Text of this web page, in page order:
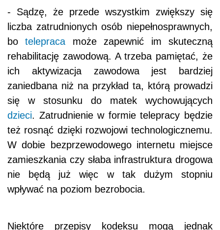
- Sądzę, że przede wszystkim zwiększy się
liczba zatrudnionych osób niepełnosprawnych,
botelepraca może zapewnić im skuteczną
rehabilitację zawodową. A trzeba pamiętać, że
ich aktywizacja zawodowa jest bardziej
zaniedbana niż na przykład ta, którą prowadzi
się w stosunku do matek wychowujących
dzieci. Zatrudnienie w formie telepracy będzie
też rosnąć dzięki rozwojowi technologicznemu.
W dobie bezprzewodowego internetu miejsce
zamieszkania czy słaba infrastruktura drogowa
nie będą już więc w tak dużym stopniu
wpływać na poziom bezrobocia.
Niektóre przepisy kodeksu mogą jednak